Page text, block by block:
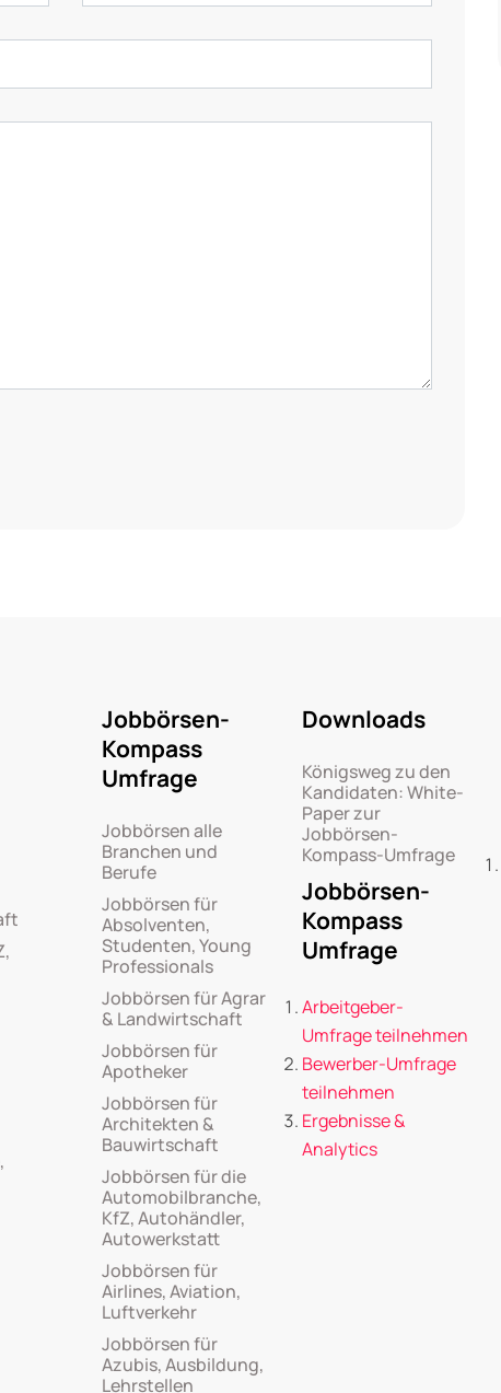
Jobbörsen-
Kompass
Umfrage
Jobbörsen alle
Branchen und
Berufe
Jobbörsen für
Absolventen,
Studenten, Young
Professionals
Jobbörsen für Agrar
& Landwirtschaft
Jobbörsen für
Apotheker
Jobbörsen für
Architekten &
Bauwirtschaft
Jobbörsen für die
Automobilbranche,
KfZ, Autohändler,
Autowerkstatt
Jobbörsen für
Airlines, Aviation,
Luftverkehr
Jobbörsen für
Azubis, Ausbildung,
Lehrstellen
Downloads
Königsweg zu den
Kandidaten: White-
Paper zur
Jobbörsen-
Kompass-Umfrage
Jobbörsen-
Kompass
Umfrage
Arbeitgeber-
Umfrage teilnehmen
Bewerber-Umfrage
teilnehmen
Ergebnisse &
Analytics